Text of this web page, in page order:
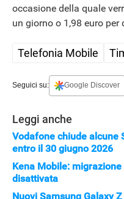
occasione della quale
un giorno o 1,98 euro per
Telefonia Mobile
Seguici su: Google Discover
Leggi anche
Vodafone chiude alcune
entro il 30 giugno 2026
Kena Mobile:
disattivata
Nuovi Samsung Galaxy